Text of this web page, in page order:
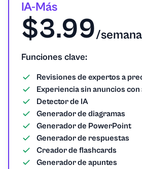
IA-Más
$3.99/semana
Funciones clave:
Revisiones de expertos a
Experiencia sin anuncios con
Detector de IA
Generador de diagramas
Generador de PowerPoint
Generador de respuestas
Creador de flashcards
Generador de apuntes